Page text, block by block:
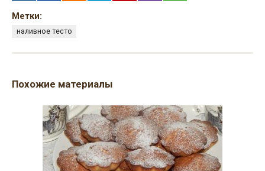
Метки:
наливное тесто
Похожие материалы